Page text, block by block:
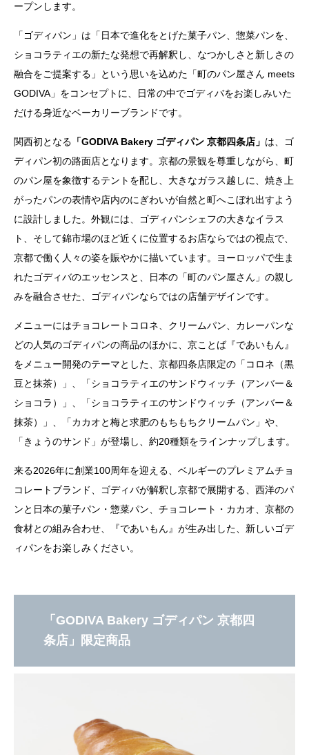
ープンします。
「ゴディパン」は「日本で進化をとげた菓子パン、惣菜パンを、
ショコラティエの新たな発想で再解釈し、なつかしさと新しさの
融合をご提案する」という思いを込めた「町のパン屋さん meets
GODIVA」をコンセプトに、日常の中でゴディバをお楽しみいた
だける身近なベーカリーブランドです。
関西初となる 「GODIVA Bakery ゴディパン 京都四条店」 は、ゴ
ディパン初の路面店となります。京都の景観を尊重しながら、町
のパン屋を象徴するテントを配し、大きなガラス越しに、焼き上
がったパンの表情や店内のにぎわいが自然と町へこぼれ出すよう
に設計しました。外観には、ゴディパンシェフの大きなイラス
ト、そして錦市場のほど近くに位置するお店ならではの視点で、
京都で働く人々の姿を賑やかに描いています。ヨーロッパで生ま
れたゴディバのエッセンスと、日本の「町のパン屋さん」の親し
みを融合させた、ゴディパンならではの店舗デザインです。
メニューにはチョコレートコロネ、クリームパン、カレーパンな
どの人気のゴディパンの商品のほかに、京ことば『であいもん』
をメニュー開発のテーマとした、京都四条店限定の「コロネ（黒
豆と抹茶）」、「ショコラティエのサンドウィッチ（アンバー＆
ショコラ）」、「ショコラティエのサンドウィッチ（アンバー＆
抹茶）」、「カカオと梅と求肥のもちもちクリームパン」や、
「きょうのサンド」が登場し、約20種類をラインナップします。
来る2026年に創業100周年を迎える、ベルギーのプレミアムチョ
コレートブランド、ゴディバが解釈し京都で展開する、西洋のパ
ンと日本の菓子パン・惣菜パン、チョコレート・カカオ、京都の
食材との組み合わせ、『であいもん』が生み出した、新しいゴデ
ィパンをお楽しみください。
「GODIVA Bakery ゴディパン 京都四
条店」限定商品